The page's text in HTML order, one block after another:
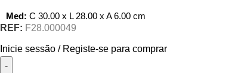
Med: C 30.00 x L 28.00 x A6.00 cm
REF: F28.000049
Inicie sessão / Registe-se para comprar